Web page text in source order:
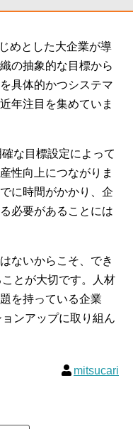
めとした大企業が導
の抽象的な目標から
具体的かつシステマ
年注目を集めていま
な目標設定によって
性向上につながりま
に時間がかかり、企
必要があることには
ないからこそ、でき
とが大切です。人材
を持っている企業
ンアップに取り組ん
mitsucari